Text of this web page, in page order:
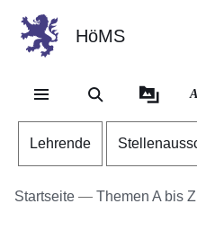
HöMS
Lehrende
Startseite Themen A bis Z